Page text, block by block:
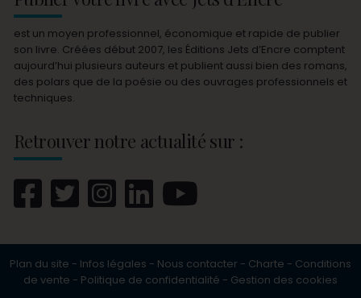
est un moyen professionnel, économique et rapide de publier
son livre. Créées début 2007, les Éditions Jets d’Encre comptent
aujourd’hui plusieurs auteurs et publient aussi bien des romans,
des polars que de la poésie ou des ouvrages professionnels et
techniques.
Retrouver notre actualité sur :
Plan du site - Infos légales - Nous contacter - Charte - Conditions
de vente - Politique de confidentialité - Gestion des cookies